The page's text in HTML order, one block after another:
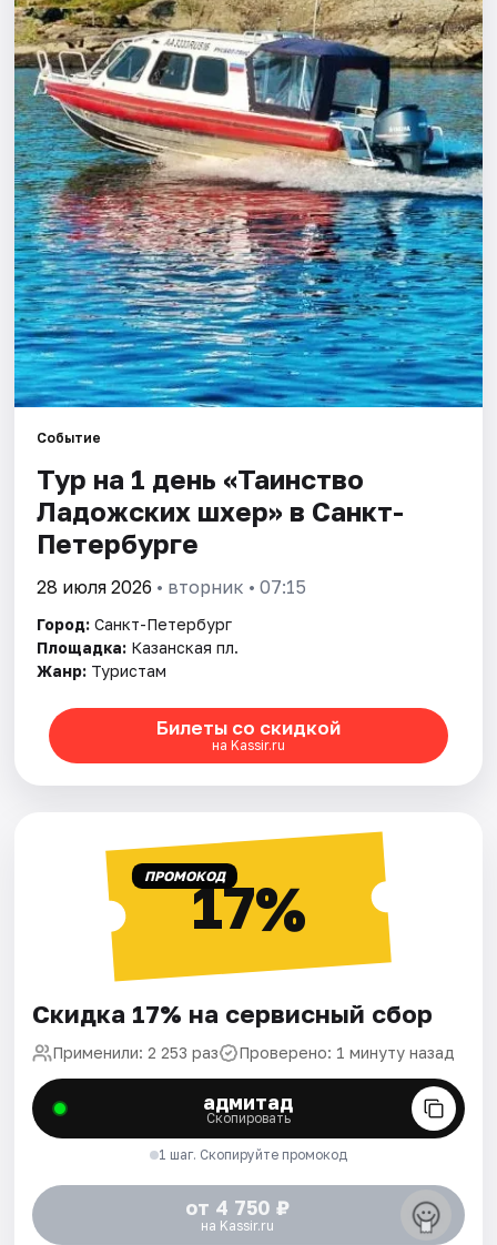
Города
Площадки
Артисты
Рейтинги
Событие
Тур на 1 день «Таинство
Ладожских шхер» в Санкт-
Петербурге
28 июля 2026 • вторник • 07:15
Город: Санкт-Петербург
Площадка: Казанская пл.
Жанр: Туристам
Билеты со скидкой
на Kassir.ru
ПРОМОКОД17%
Скидка 17% на сервисный сбор
Применили: 2 253 раз Проверено: 1 минуту назад
адмитад
Скопировать
1 шаг. Скопируйте промокод
от 4 750 ₽
на Kassir.ru